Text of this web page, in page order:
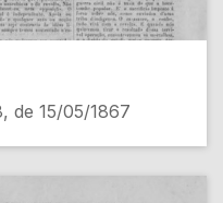
de 15/05/1867